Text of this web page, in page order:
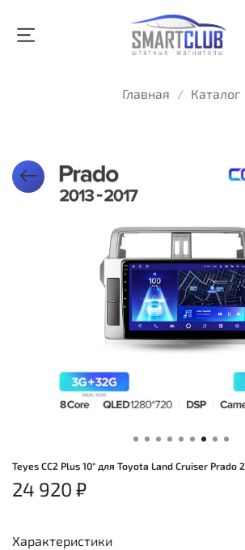
Главная Каталог
Teyes CC2 Plus 10" для Toyota Land Cruiser Prado
24 920 ₽
Характеристики